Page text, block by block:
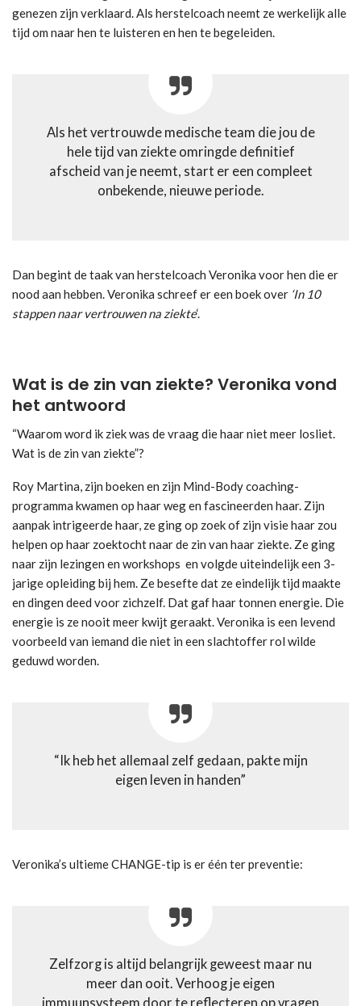
genezen zijn verklaard. Als herstelcoach neemt ze werkelijk alle
tijd om naar hen te luisteren en hen te begeleiden.
Als het vertrouwde medische team die jou de
hele tijd van ziekte omringde definitief
afscheid van je neemt, start er een compleet
onbekende, nieuwe periode.
Dan begint de taak van herstelcoach Veronika voor hen die er
nood aan hebben. Veronika schreef er een boek over ‘In 10
stappen naar vertrouwen na ziekte‘.
Wat is de zin van ziekte? Veronika vond
het antwoord
“Waarom word ik ziek was de vraag die haar niet meer losliet.
Wat is de zin van ziekte”?
Roy Martina, zijn boeken en zijn Mind-Body coaching-
programma kwamen op haar weg en fascineerden haar. Zijn
aanpak intrigeerde haar, ze ging op zoek of zijn visie haar zou
helpen op haar zoektocht naar de zin van haar ziekte. Ze ging
naar zijn lezingen en workshops en volgde uiteindelijk een 3-
jarige opleiding bij hem. Ze besefte dat ze eindelijk tijd maakte
en dingen deed voor zichzelf. Dat gaf haar tonnen energie. Die
energie is ze nooit meer kwijt geraakt. Veronika is een levend
voorbeeld van iemand die niet in een slachtoffer rol wilde
geduwd worden.
“Ik heb het allemaal zelf gedaan, pakte mijn
eigen leven in handen”
Veronika’s ultieme CHANGE-tip is er één ter preventie:
Zelfzorg is altijd belangrijk geweest maar nu
meer dan ooit. Verhoog je eigen
immuunsysteem door te reflecteren op vragen